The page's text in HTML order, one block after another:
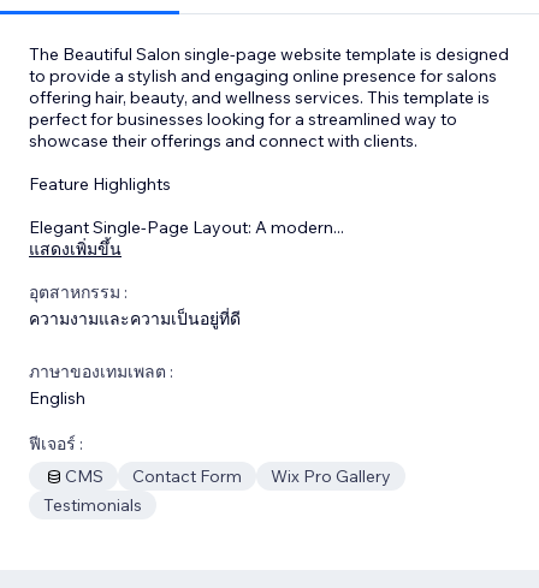
The Beautiful Salon single-page website template is designed
to provide a stylish and engaging online presence for salons
offering hair, beauty, and wellness services. This template is
perfect for businesses looking for a streamlined way to
showcase their offerings and connect with clients.
Feature Highlights
Elegant Single-Page Layout: A modern...
แสดงเพิ่มขึ้น
อุตสาหกรรม :
ความงามและความเป็นอยู่ที่ดี
ภาษาของเทมเพลต :
English
ฟีเจอร์ :
CMS
Contact Form
Wix Pro Gallery
Testimonials